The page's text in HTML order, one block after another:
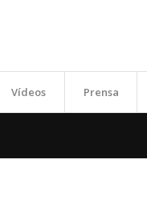
Vídeos Prensa